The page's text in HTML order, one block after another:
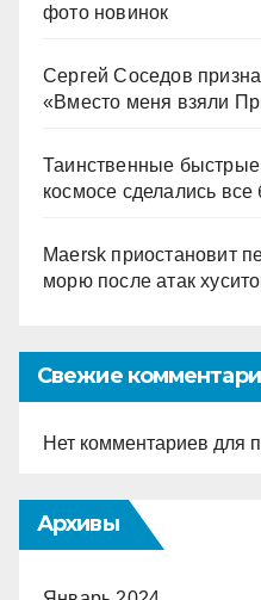
фото новинок
Сергей Соседов
«Вместо меня взяли
Таинственные
космосе сделались
Maersk приостановит
морю после атак
Свежие
Нет комментариев для
Архивы